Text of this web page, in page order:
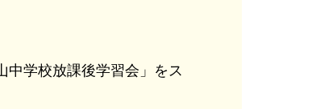
学校放課後学習会」をス